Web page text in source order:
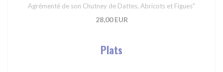
Agrémenté de son Chutney de Dattes, Abricots et Figues"
28,00 EUR
Plats